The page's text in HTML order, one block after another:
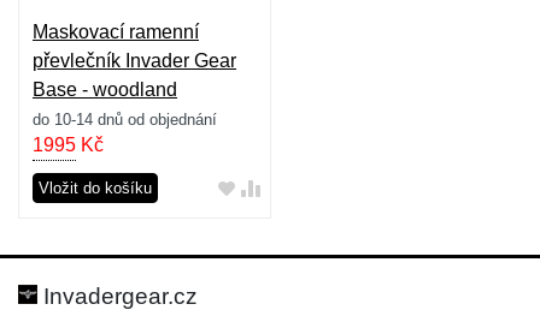
Maskovací ramenní
převlečník Invader Gear
Base - woodland
do 10-14 dnů od objednání
1995 Kč
Vložit do košíku
Invadergear.cz